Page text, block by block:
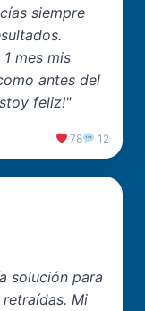
siempre
mes mis
antes del
feliz!"
78 12
solución para
Mi